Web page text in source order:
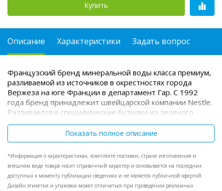
Купить
Описание Характеристики Задать вопрос
Французский бренд минеральной воды класса премиум,
разливаемой из источников в окрестностях города
Вержеза на юге Франции в департамент Гар. С 1992
года бренд принадлежит швейцарской компании Nestle.
Разливается в специфические бутылки из зелёного
стекла, Источник (Les Bouillens), находящийся на
расстоянии 15 километров от города Нима, был
известен целебными свойствами воды со времен
Римской империи. В 1903 году местный доктор Луи
Перье, приобрел источник и стал продавать
минеральную воду под брендом Perrier. Позже источник
был продан британскому магнату Джону Хармсворту,
Показать полное описание
*Информация о характеристиках, комплекте поставки, стране изготовления и
внешнем виде товара носит справочный характер и основывается на последних
доступных к моменту публикации сведениях и не является публичной офертой.
Дизайн этикетки и упаковки может отличаться при проведении рекламных